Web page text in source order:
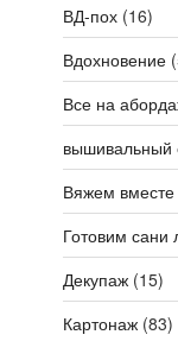
ВД-пох(16)
Вдохновение
Все на
вышивальный
Вяжем вместе
Готовим сани
Декупаж(15)
Картонаж(83)